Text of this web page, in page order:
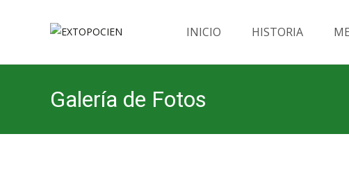
INICIO HISTORIA
Galería de Fotos